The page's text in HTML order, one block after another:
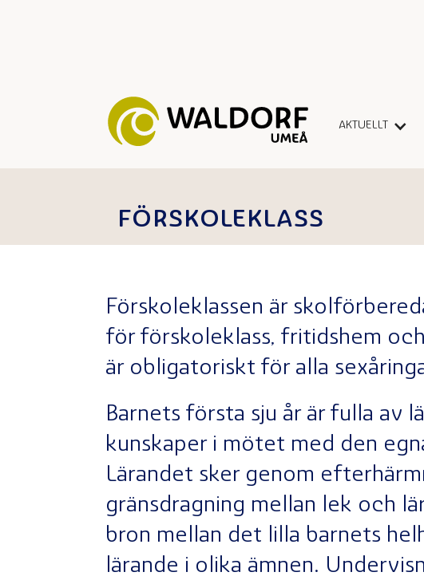
AKTUELLT
FÖRSKOLEKLASS
Förskoleklassen är
för förskoleklass, fritidshem
är obligatoriskt för alla
Barnets första sju år är fulla av
kunskaper i mötet med den
Lärandet sker genom
gränsdragning mellan lek och
bron mellan det lilla barnets
lärande i olika ämnen.